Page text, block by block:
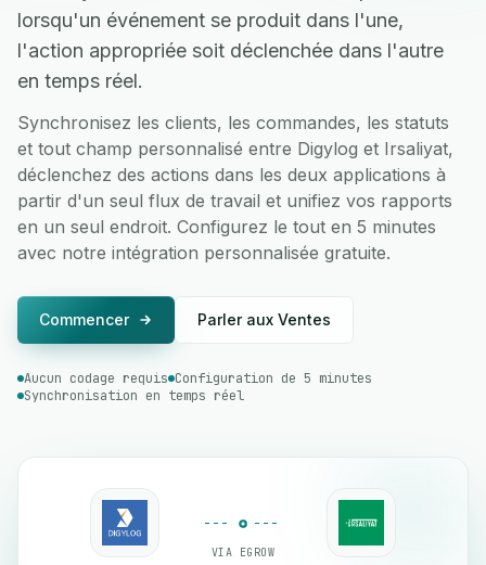
lorsqu'un événement se produit dans l'une,
l'action appropriée soit déclenchée dans l'autre
en temps réel.
Synchronisez les clients, les commandes, les statuts
et tout champ personnalisé entre Digylog et Irsaliyat,
déclenchez des actions dans les deux applications à
partir d'un seul flux de travail et unifiez vos rapports
en un seul endroit. Configurez le tout en 5 minutes
avec notre intégration personnalisée gratuite.
Commencer Parler aux Ventes
Aucun codage requis Configuration de 5 minutes
Synchronisation en temps réel
VIA EGROW